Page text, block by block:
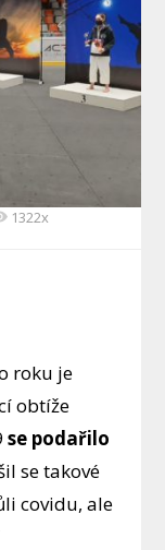
1322x
roku je
obtíže
se podařilo
se takové
covidu, ale